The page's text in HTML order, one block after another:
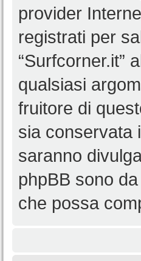
provider
registrati per
“Surfcorner.it”
qualsiasi
fruitore di
sia conservata
saranno
phpBB sono
che possa